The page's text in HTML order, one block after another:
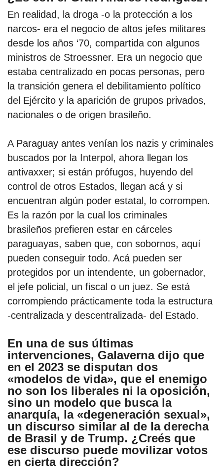
En realidad, la droga -o la protección a los
narcos- era el negocio de altos jefes militares
desde los años ‘70, compartida con algunos
ministros de Stroessner. Era un negocio que
estaba centralizado en pocas personas, pero
la transición genera el debilitamiento político
del Ejército y la aparición de grupos privados,
nacionales o de origen brasileño.
A Paraguay antes venían los nazis y criminales
buscados por la Interpol, ahora llegan los
antivaxxer; si están prófugos, huyendo del
control de otros Estados, llegan acá y si
encuentran algún poder estatal, lo corrompen.
Es la razón por la cual los criminales
brasileños prefieren estar en cárceles
paraguayas, saben que, con sobornos, aquí
pueden conseguir todo. Acá pueden ser
protegidos por un intendente, un gobernador,
el jefe policial, un fiscal o un juez. Se está
corrompiendo prácticamente toda la estructura
-centralizada y descentralizada- del Estado.
En una de sus últimas
intervenciones, Galaverna dijo que
en el 2023 se disputan dos
«modelos de vida», que el enemigo
no son los liberales ni la oposición,
sino un modelo que busca la
anarquía, la «degeneración sexual»,
un discurso similar al de la derecha
de Brasil y de Trump. ¿Creés que
ese discurso puede movilizar votos
en cierta dirección?